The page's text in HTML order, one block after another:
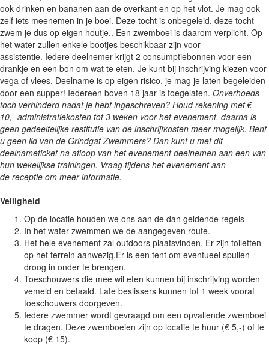
ook drinken en bananen aan de overkant en op het vlot. Je mag ook
zelf iets meenemen in je boei. Deze tocht is onbegeleid, deze tocht
zwem je dus op eigen houtje.. Een zwemboei is daarom verplicht. Op
het water zullen enkele bootjes beschikbaar zijn voor
assistentie. Iedere deelnemer krijgt 2 consumptiebonnen voor een
drankje en een bon om wat te eten. Je kunt bij inschrijving kiezen voor
vega of vlees. Deelname is op eigen risico, je mag je laten begeleiden
door een supper! Iedereen boven 18 jaar is toegelaten. Onverhoeds
toch verhinderd nadat je hebt ingeschreven? Houd rekening met €
10,- administratiekosten tot 3 weken voor het evenement, daarna is
geen gedeeltelijke restitutie van de inschrijfkosten meer mogelijk. Bent
u geen lid van de Grindgat Zwemmers? Dan kunt u met dit
deelnameticket na afloop van het evenement deelnemen aan een van
hun wekelijkse trainingen. Vraag tijdens het evenement aan
de receptie om meer informatie.
Veiligheid
Op de locatie houden we ons aan de dan geldende regels
In het water zwemmen we de aangegeven route.
Het hele evenement zal outdoors plaatsvinden. Er zijn toiletten
op het terrein aanwezig.Er is een tent om eventueel spullen
droog in onder te brengen.
Toeschouwers die mee wil eten kunnen bij inschrijving worden
vemeld en betaald. Late beslissers kunnen tot 1 week vooraf
toeschouwers doorgeven.
Iedere zwemmer wordt gevraagd om een opvallende zwemboei
te dragen. Deze zwemboeien zijn op locatie te huur (€ 5,-) of te
koop (€ 15).